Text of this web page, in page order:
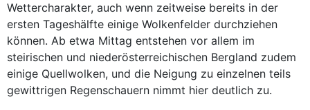
Wettercharakter, auch wenn zeitweise bereits in der
ersten Tageshälfte einige Wolkenfelder durchziehen
können. Ab etwa Mittag entstehen vor allem im
steirischen und niederösterreichischen Bergland zudem
einige Quellwolken, und die Neigung zu einzelnen teils
gewittrigen Regenschauern nimmt hier deutlich zu.